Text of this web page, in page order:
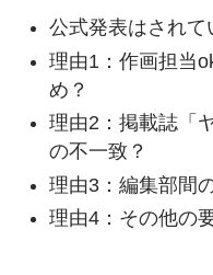
公式発表はされて
理由1：作画担当
め？
理由2：掲載誌「
の不一致？
理由3：編集部間
理由4：その他の